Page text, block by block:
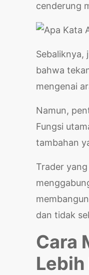
cenderung
Sebaliknya,
bahwa
mengenai
Namun,
Fungsi
tambahan
Trader
dan tidak
Cara